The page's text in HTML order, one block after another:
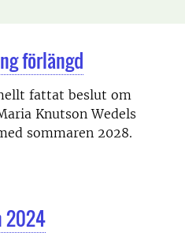
förlängd
fattat beslut om
Knutson Wedels
sommaren 2028.
2024